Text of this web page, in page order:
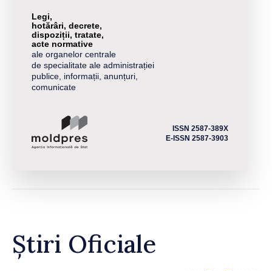
Legi,
hotărâri, decrete,
dispoziții, tratate,
acte normative
ale organelor centrale
de specialitate ale administrației
publice, informații, anunțuri,
comunicate
ISSN 2587-389X
E-ISSN 2587-3903
Știri Oficiale